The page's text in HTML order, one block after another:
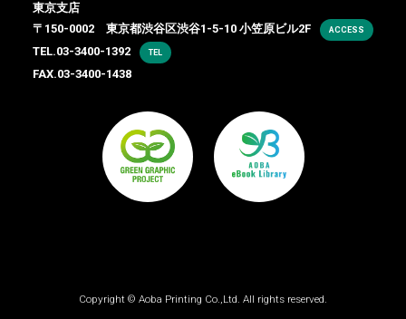
東京支店
〒150-0002 東京都渋谷区渋谷1-5-10 小笠原ビル2F
ACCESS
TEL.03-3400-1392 TEL
FAX.03-3400-1438
Copyright © Aoba Printing Co.,Ltd. All rights reserved.